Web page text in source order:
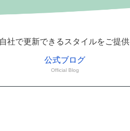
社で更新できるスタイルをご提供
公式ブログ
Official Blog